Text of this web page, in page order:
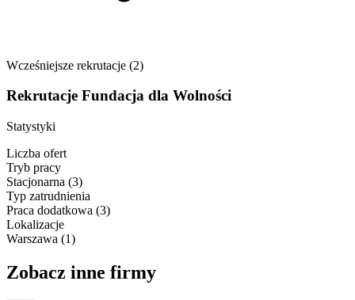
Wcześniejsze rekrutacje (2)
Rekrutacje Fundacja dla Wolności
Statystyki
Liczba ofert
Tryb pracy
Stacjonarna (3)
Typ zatrudnienia
Praca dodatkowa (3)
Lokalizacje
Warszawa (1)
Zobacz inne firmy